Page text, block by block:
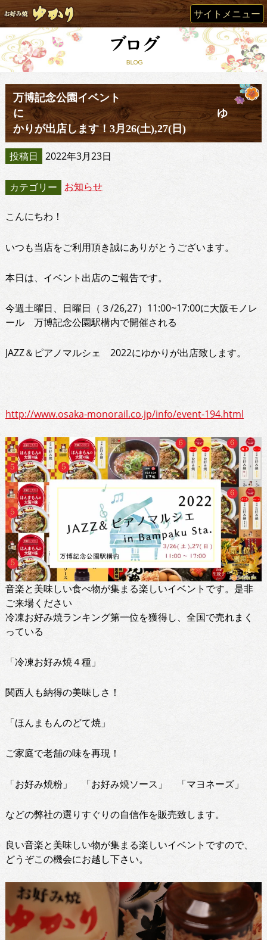
サイトメニュー
万博記念公園イベント
に ゆ
かりが出店します！3月26(土),27(日)
投稿日 2022年3月23日
カテゴリー お知らせ
こんにちわ！
いつも当店をご利用頂き誠にありがとうございます。
本日は、イベント出店のご報告です。
今週土曜日、日曜日（３/26,27）11:00~17:00に大阪モノレ
ール 万博記念公園駅構内で開催される
JAZZ＆ピアノマルシェ 2022にゆかりが出店致します。
http://www.osaka-monorail.co.jp/info/event-194.html
音楽と美味しい食べ物が集まる楽しいイベントです。是非
ご来場ください
冷凍お好み焼ランキング第一位を獲得し、全国で売れまく
っている
「冷凍お好み焼４種」
関西人も納得の美味しさ！
「ほんまもんのどて焼」
ご家庭で老舗の味を再現！
「お好み焼粉」 「お好み焼ソース」 「マヨネーズ」
などの弊社の選りすぐりの自信作を販売致します。
良い音楽と美味しい物が集まる楽しいイベントですので、
どうぞこの機会にお越し下さい。